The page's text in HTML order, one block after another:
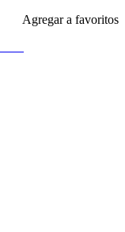
Agregar a favoritos